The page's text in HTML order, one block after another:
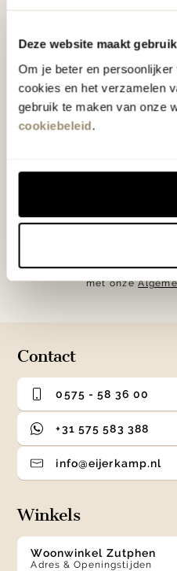
Deze website maakt
Om je beter en
cookies en het verzamelen
gebruik te maken van onze
cookiebeleid.
op
Ontvang € 25.-
bestelling en blijf
nieuwste collecties,
Door te abonneren op
met onze
Contact
0575 - 58 36 00
+31 575 583 388
info@eijerkamp.nl
Winkels
Woonwinkel Zutphen
Adres & Openingstijden